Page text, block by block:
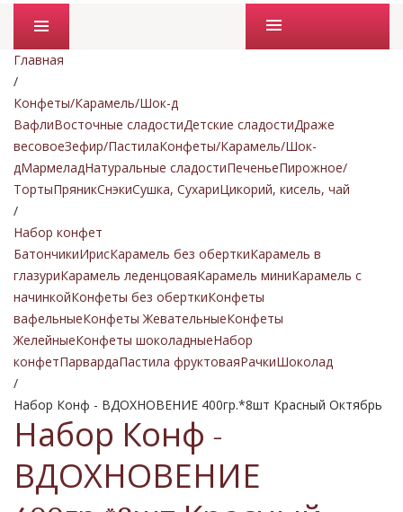
Промо товары
Главная
/
Конфеты/Карамель/Шок-д
ВафлиВосточные сладостиДетские сладостиДраже
весовоеЗефир/ПастилаКонфеты/Карамель/Шок-
дМармеладНатуральные сладостиПеченьеПирожное/
ТортыПряникСнэкиСушка, СухариЦикорий, кисель, чай
/
Набор конфет
БатончикиИрисКарамель без оберткиКарамель в
глазуриКарамель леденцоваяКарамель миниКарамель с
начинкойКонфеты без оберткиКонфеты
вафельныеКонфеты ЖевательныеКонфеты
ЖелейныеКонфеты шоколадныеНабор
конфетПарвардаПастила фруктоваяРачкиШоколад
/
Набор Конф - ВДОХНОВЕНИЕ 400гр.*8шт Красный Октябрь
Набор Конф -
ВДОХНОВЕНИЕ